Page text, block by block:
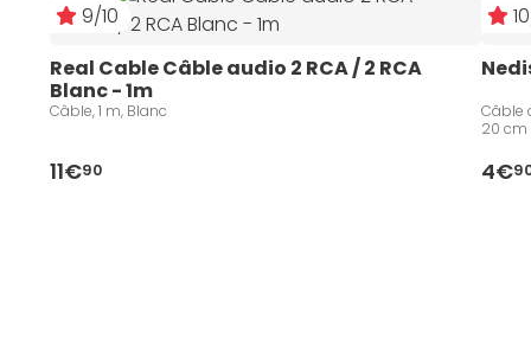
9/10
Real Cable Câble audio 2 RCA / 2 RCA
Blanc - 1m
Câble, 1 m, Blanc
11€90
Câble
20 cm
4€